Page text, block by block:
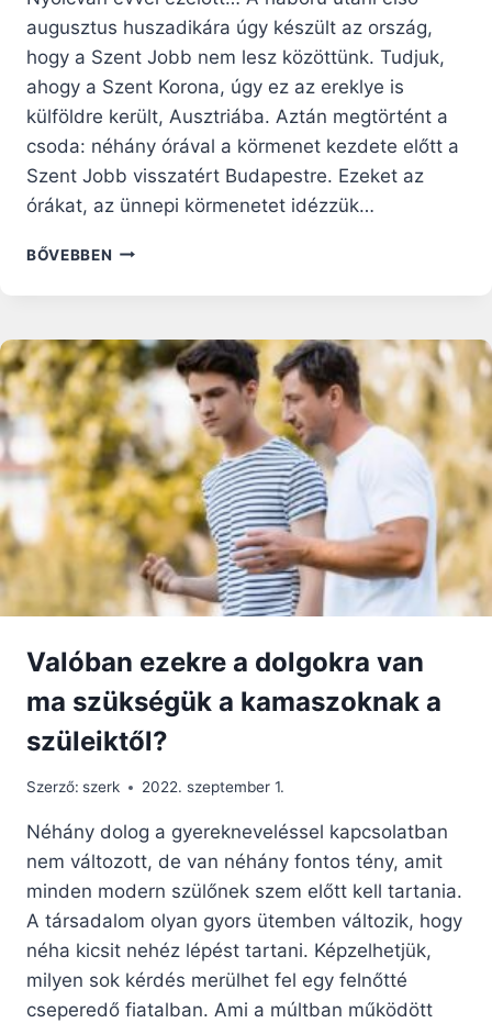
augusztus huszadikára úgy készült az ország,
hogy a Szent Jobb nem lesz közöttünk. Tudjuk,
ahogy a Szent Korona, úgy ez az ereklye is
külföldre került, Ausztriába. Aztán megtörtént a
csoda: néhány órával a körmenet kezdete előtt a
Szent Jobb visszatért Budapestre. Ezeket az
órákat, az ünnepi körmenetet idézzük…
BŐVEBBEN AMIKOR
HAZATÉRT
Valóban ezekre a dolgokra van
ma szükségük a kamaszoknak a
szüleiktől?
Szerző: szerk 2022. szeptember 1.
Néhány dolog a gyerekneveléssel kapcsolatban
nem változott, de van néhány fontos tény, amit
minden modern szülőnek szem előtt kell tartania.
A társadalom olyan gyors ütemben változik, hogy
néha kicsit nehéz lépést tartani. Képzelhetjük,
milyen sok kérdés merülhet fel egy felnőtté
cseperedő fiatalban. Ami a múltban működött